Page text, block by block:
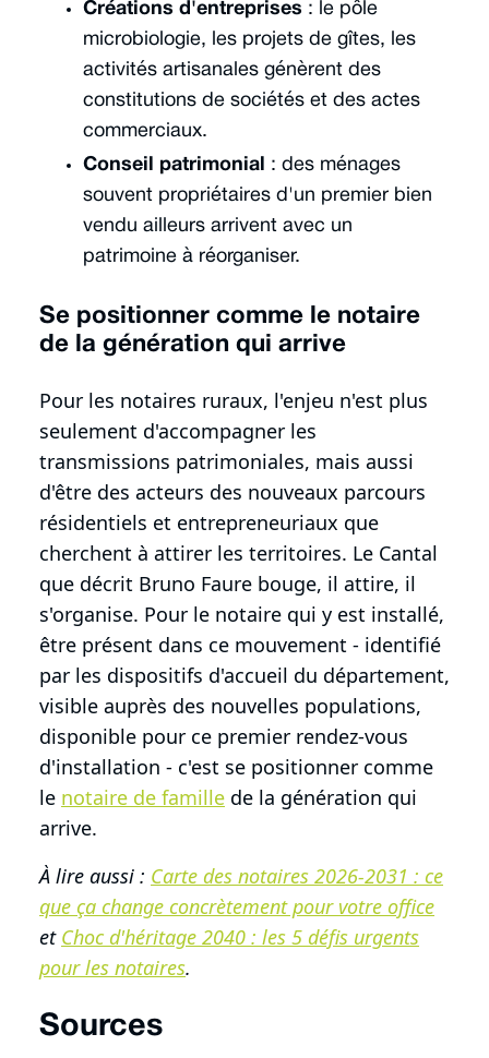
Créations d'entreprises : le pôle
microbiologie, les projets de gîtes, les
activités artisanales génèrent des
constitutions de sociétés et des actes
commerciaux.
Conseil patrimonial
: des ménages
souvent propriétaires d'un premier bien
vendu ailleurs arrivent avec un
patrimoine à réorganiser.
Se positionner comme le notaire
de la génération qui arrive
Pour les notaires ruraux, l'enjeu n'est plus
seulement d'accompagner les
transmissions patrimoniales, mais aussi
d'être des acteurs des nouveaux parcours
résidentiels et entrepreneuriaux que
cherchent à attirer les territoires. Le Cantal
que décrit Bruno Faure bouge, il attire, il
s'organise. Pour le notaire qui y est installé,
être présent dans ce mouvement - identifié
par les dispositifs d'accueil du département,
visible auprès des nouvelles populations,
disponible pour ce premier rendez-vous
d'installation - c'est se positionner comme
le notaire de famille de la génération qui
arrive.
À lire aussi : Carte des notaires 2026-2031 : ce
que ça change concrètement pour votre office
et Choc d'héritage 2040 : les 5 défis urgents
pour les notaires.
Sources